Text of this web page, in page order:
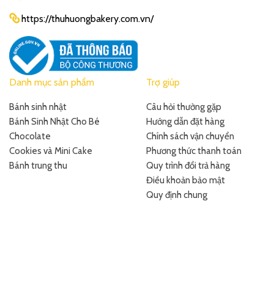
https://thuhuongbakery.com.vn/
Danh mục sản phẩm
Bánh sinh nhật
Bánh Sinh Nhật Cho Bé
Chocolate
Cookies và Mini Cake
Bánh trung thu
Trợ giúp
Câu hỏi thường gặp
Hướng dẫn đặt hàng
Chính sách vận chuyển
Phương thức thanh toán
Quy trình đổi trả hàng
Điều khoản bảo mật
Quy định chung